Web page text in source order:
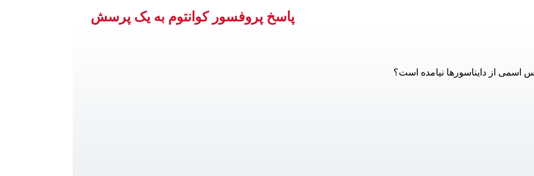
پاسخ پروفسور کوانتوم به یک پرسش
اسمی از دایناسورها نیامده است؟